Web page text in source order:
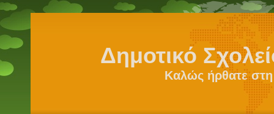
Δημοτικό
Καλώς ήρθατε